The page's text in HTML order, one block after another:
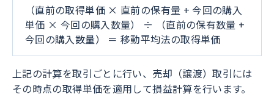
（直前の取得単価 × 直前の保有量 + 今回の購入
単価 × 今回の購入数量） ÷ （直前の保有数量 +
今回の購入数量） ＝ 移動平均法の取得単価
上記の計算を取引ごとに行い、売却（譲渡）取引には
その時点の取得単価を適用して損益計算を行います。